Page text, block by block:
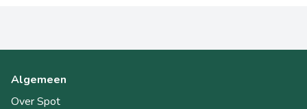
Algemeen
Over Spot